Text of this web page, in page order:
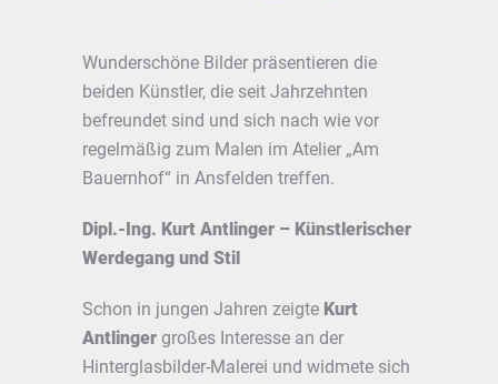
Wunderschöne Bilder präsentieren die
beiden Künstler, die seit Jahrzehnten
befreundet sind und sich nach wie vor
regelmäßig zum Malen im Atelier „Am
Bauernhof“ in Ansfelden treffen.
Dipl.-Ing. Kurt Antlinger – Künstlerischer
Werdegang und Stil
Schon in jungen Jahren zeigte Kurt
Antlinger großes Interesse an der
Hinterglasbilder-Malerei und widmete sich